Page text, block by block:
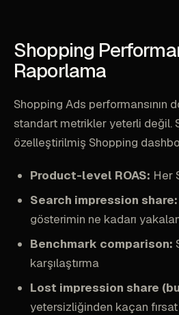
Shopping
Raporlama
Shopping Ads performansının
standart metrikler yeterli değil.
özelleştirilmiş Shopping
Product-level ROAS: Her
Search impression share:
gösterimin ne kadarı
Benchmark comparison:
karşılaştırma
Lost impression share
yetersizliğinden kaçan fırsat